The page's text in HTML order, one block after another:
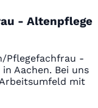
- Altenpflege
Pflegefachfrau -
Aachen. Bei uns
mit